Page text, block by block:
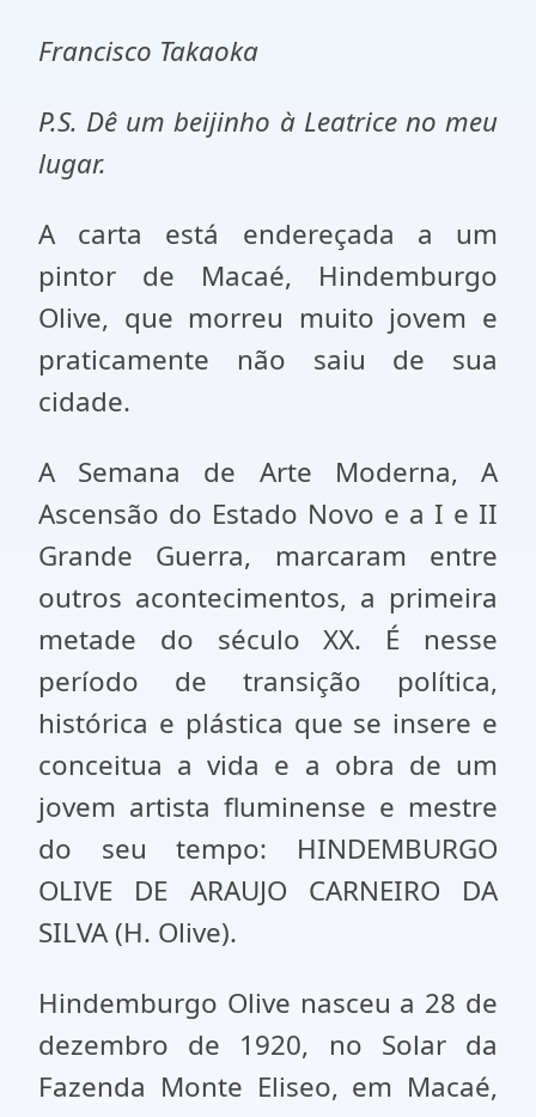
Francisco Takaoka
P.S. Dê um beijinho à Leatrice no meu
lugar.
A carta está endereçada a um
pintor de Macaé, Hindemburgo
Olive, que morreu muito jovem e
praticamente não saiu de sua
cidade.
A Semana de Arte Moderna, A
Ascensão do Estado Novo e a I e II
Grande Guerra, marcaram entre
outros acontecimentos, a primeira
metade do século XX. É nesse
período de transição política,
histórica e plástica que se insere e
conceitua a vida e a obra de um
jovem artista fluminense e mestre
do seu tempo: HINDEMBURGO
OLIVE DE ARAUJO CARNEIRO DA
SILVA (H. Olive).
Hindemburgo Olive nasceu a 28 de
dezembro de 1920, no Solar da
Fazenda Monte Eliseo, em Macaé,